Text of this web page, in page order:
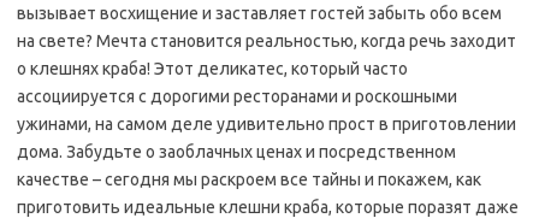
вызывает восхищение и заставляет гостей забыть обо всем
на свете? Мечта становится реальностью, когда речь заходит
о клешнях краба! Этот деликатес, который часто
ассоциируется с дорогими ресторанами и роскошными
ужинами, на самом деле удивительно прост в приготовлении
дома. Забудьте о заоблачных ценах и посредственном
качестве – сегодня мы раскроем все тайны и покажем, как
приготовить идеальные клешни краба, которые поразят даже